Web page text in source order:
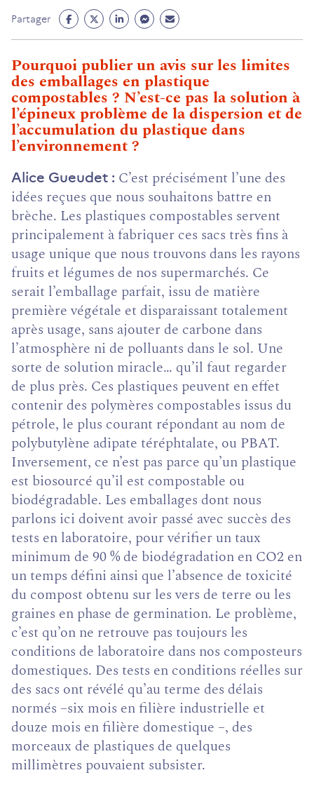
Partager
Partage
Facebook
un
nouvel
onglet)
Partage
Twitter
un
nouvel
onglet)
Partage
Linkedin
un
nouvel
onglet)
Partage
Messenger
un
nouvel
onglet)
Partage
Mail
un
nouvel
onglet)
Pourquoi publier un avis sur les limites
des emballages en plastique
compostables ? N’est-ce pas la solution à
l’épineux problème de la dispersion et de
l’accumulation du plastique dans
l’environnement ?
Alice Gueudet
C’est précisément l’une des
idées reçues que nous souhaitons battre en
brèche. Les plastiques compostables servent
principalement à fabriquer ces sacs très fins à
usage unique que nous trouvons dans les rayons
fruits et légumes de nos supermarchés. Ce
serait l’emballage parfait, issu de matière
première végétale et disparaissant totalement
après usage, sans ajouter de carbone dans
l’atmosphère ni de polluants dans le sol. Une
sorte de solution miracle… qu’il faut regarder
de plus près. Ces plastiques peuvent en effet
contenir des polymères compostables issus du
pétrole, le plus courant répondant au nom de
polybutylène adipate téréphtalate, ou PBAT.
Inversement, ce n’est pas parce qu’un plastique
est biosourcé qu’il est compostable ou
biodégradable. Les emballages dont nous
parlons ici doivent avoir passé avec succès des
tests en laboratoire, pourvérifierun taux
minimum de 90 % de biodégradation en CO2 en
untemps défini ainsi que l’absence de toxicité
du compost obtenu sur les vers de terre ou les
graines en phase de germination. Le problème,
c’est qu’on ne retrouve pas toujours les
conditions de laboratoire dans nos composteurs
domestiques. Des tests en conditions réelles sur
des sacs ont révélé qu’au terme des délais
normés –six mois en filière industrielle et
douze mois en filière domestique –, des
morceaux de plastiques de quelques
millimètres pouvaient subsister.